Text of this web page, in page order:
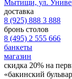
Мытищи, ул.
доставка
8 (925) 888 3 888
бронь столов
8 (495) 2 555 666
банкеты
магазин
скидка 20% на
«бакинский